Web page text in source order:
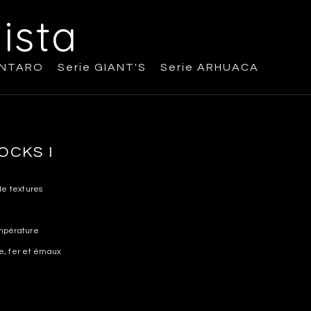
Serie GIANT'S Serie ARHUACA
I
textures
fer et émaux